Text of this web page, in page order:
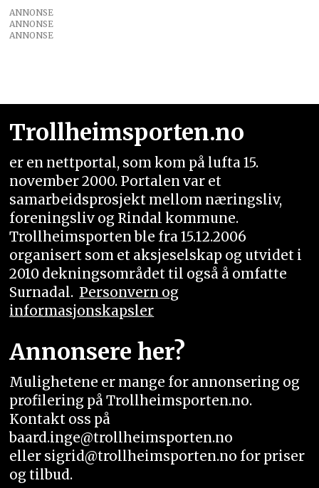
ANNONSE
ANNONSE
ANNONSE
Trollheimsporten.no
er en nettportal, som kom på lufta 15.
november 2000. Portalen var et
samarbeidsprosjekt mellom næringsliv,
foreningsliv og Rindal kommune.
Trollheimsporten ble fra 15.12.2006
organisert som et aksjeselskap og utvidet i
2010 dekningsområdet til også å omfatte
Surnadal. Personvern og
informasjonskapsler
Annonsere her?
Mulighetene er mange for annonsering og
profilering på Trollheimsporten.no.
Kontakt oss på
baard.inge@trollheimsporten.no
eller sigrid@trollheimsporten.no for priser
og tilbud.